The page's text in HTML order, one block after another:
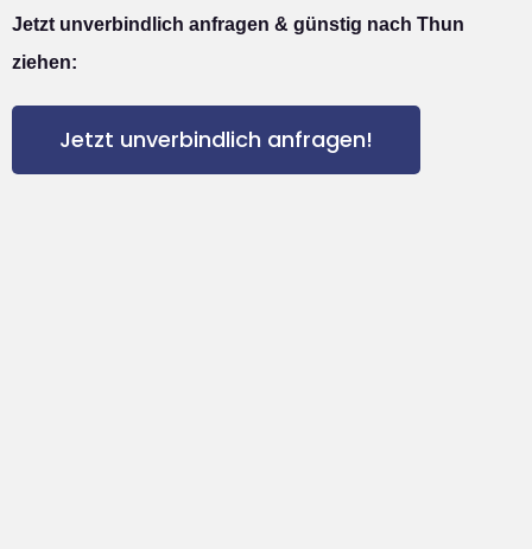
Jetzt unverbindlich anfragen & günstig nach Thun
ziehen:
Jetzt unverbindlich anfragen!